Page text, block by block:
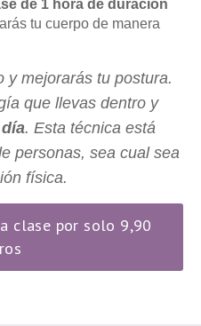
de 1 hora de duración
tu cuerpo de manera
y mejorarás tu postura.
que llevas dentro y
. Esta técnica está
personas, sea cual sea
física.
clase por solo 9,90